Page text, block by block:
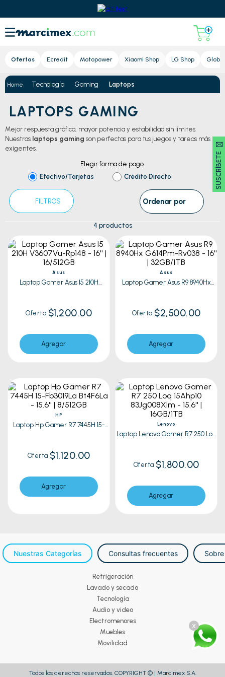
Ofertas Ecredit Motopower Xiaomi Shop LG Shop Global
SUSCRÍBETE 🖂
x
Tecnología Gaming Laptops
LAPTOPS GAMING
Mejor respuesta gráfica, mayor potencia y estabilidad sin límites.
Nuestras laptops gaming son perfectas para tus juegos y tareas más
exigentes.
Elegir forma de pago:
Efectivo/Tarjetas
Crédito Directo
FILTROS Ordenar por
4 productos
Asus
Laptop Gamer Asus I5 210H
Oferta $1,200.00
Agregar
Asus
Laptop Gamer Asus R9 8940Hx
Oferta $2,500.00
Agregar
HP
Laptop Hp Gamer R7 7445H 15-
Oferta $1,120.00
Agregar
Lenovo
Laptop Lenovo Gamer R7 250 Loq
Oferta $1,800.00
Agregar
Nuestras Categorías Consultas frecuentes
Refrigeración
Lavado y secado
Tecnología
Audio y video
Electromenores
Muebles
Movilidad
Todos los derechos reservados. COPYRIGHT © | Marcimex S.A.